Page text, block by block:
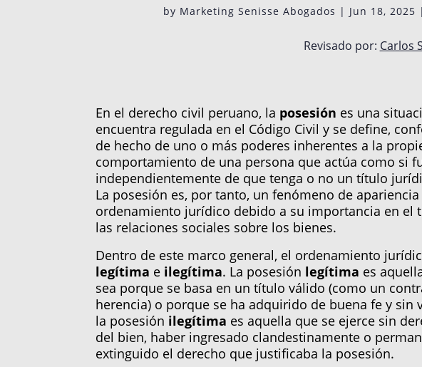
by Marketing Senisse Abogados | Jun 18, 2025
Revisado por: Carlos
En el derecho civil peruano, la posesión es una
encuentra regulada en el Código Civil y se define,
de hecho de uno o más poderes inherentes a la
comportamiento de una persona que actúa como si
independientemente de que tenga o no un título
La posesión es, por tanto, un fenómeno de
ordenamiento jurídico debido a su importancia en
las relaciones sociales sobre los bienes.
Dentro de este marco general, el ordenamiento
legítima e ilegítima. La posesión legítima es
sea porque se basa en un título válido (como un
herencia) o porque se ha adquirido de buena fe y
la posesión ilegítima es aquella que se ejerce sin
del bien, haber ingresado clandestinamente o
extinguido el derecho que justificaba la posesión.